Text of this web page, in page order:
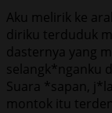
Aku melirik ke
diriku terduduk
dasternya yang
selangk*nganku
Suara *sapan,
montok itu